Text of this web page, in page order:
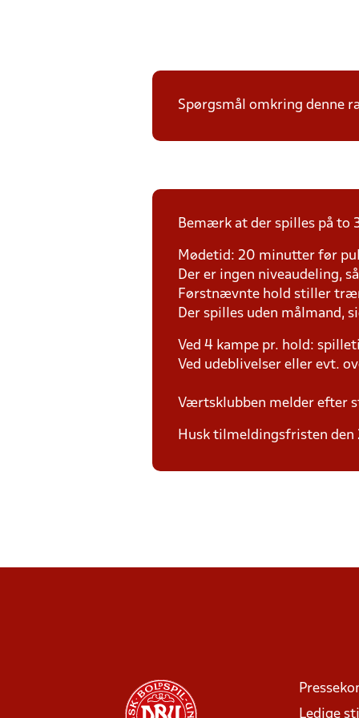
Spørgsmål omkring denne
Bemærk at der spilles på to
Mødetid: 20 minutter før
Der er ingen niveaudeling,
Førstnævnte hold stiller
Der spilles uden målmand,
Ved 4 kampe pr. hold:
Ved udeblivelser eller evt.
Værtsklubben melder efter
Husk tilmeldingsfristen den
Ledige